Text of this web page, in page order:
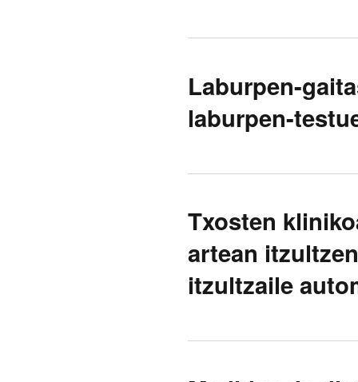
Laburpen-
laburpen-
Txosten
artean
itzultzaile